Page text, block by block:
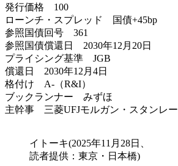
発行価格 100
ローンチ・スプレッド 国債+45bp
参照国債回号 361
参照国債償還日 2030年12月20日
プライシング基準 JGB
償還日 2030年12月4日
格付け A-（R&I）
ブックランナー みずほ
主幹事 三菱UFJモルガン・スタンレー
イトーキ(2025年11月28日、
読者提供：東京・日本橋)